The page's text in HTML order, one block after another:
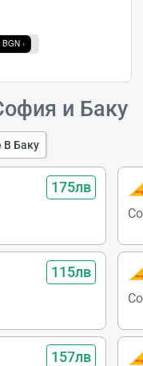
и Баку
В Баку
175лв
115лв
157лв